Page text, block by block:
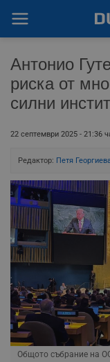
Антонио
риска от
силни
22 септември 2025 - 21:36
Редактор: Петя
Общото събрание на